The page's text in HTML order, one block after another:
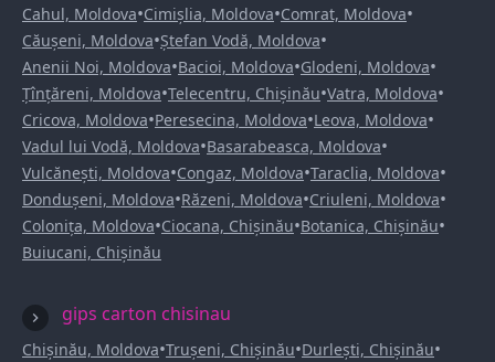
Cahul, Moldova•Cimișlia, Moldova•Comrat, Moldova•
Căușeni, Moldova•Ștefan Vodă, Moldova•
Anenii Noi, Moldova•Bacioi, Moldova•Glodeni, Moldova•
Țînțăreni, Moldova•Telecentru, Chișinău•Vatra, Moldova•
Cricova, Moldova•Peresecina, Moldova•Leova, Moldova•
Vadul lui Vodă, Moldova•Basarabeasca, Moldova•
Vulcănești, Moldova•Congaz, Moldova•Taraclia, Moldova•
Dondușeni, Moldova•Răzeni, Moldova•Criuleni, Moldova•
Colonița, Moldova•Ciocana, Chișinău•Botanica, Chișinău•
Buiucani, Chișinău
gips carton chisinau
Chișinău, Moldova•Trușeni, Chișinău•Durlești, Chișinău•